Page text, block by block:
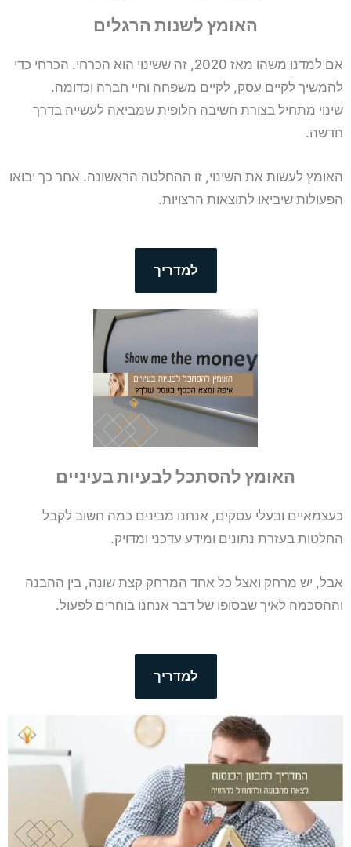
האומץ להסתכל לבעיות בעיניים
כעצמאיים ובעלי עסקים, אנחנו מבינים כמה חשוב לקבל
החלטות בעזרת נתונים ומידע עדכני ומדויק.
אבל, יש מרחק ואצל כל אחד המרחק קצת שונה, בין ההבנה
וההסכמה לאיך שבסופו של דבר אנחנו בוחרים לפעול.
למדריך
האומץ לשנות הרגלים
אם למדנו משהו מאז 2020, זה ששינוי הוא הכרחי. הכרחי כדי
להמשיך לקיים עסק, לקיים משפחה וחיי חברה וכדומה.
שינוי מתחיל בצורת חשיבה חלופית שמביאה לעשייה בדרך
חדשה.
האומץ לעשות את השינוי, זו ההחלטה הראשונה. אחר כך יבואו
הפעולות שיביאו לתוצאות הרצויות.
למדריך